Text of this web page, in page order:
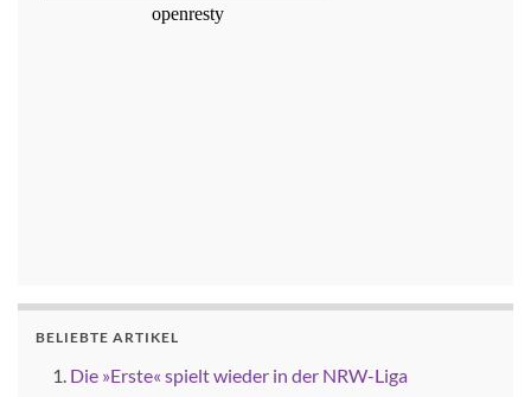
BELIEBTE ARTIKEL
Die »Erste« spielt wieder in der NRW-Liga